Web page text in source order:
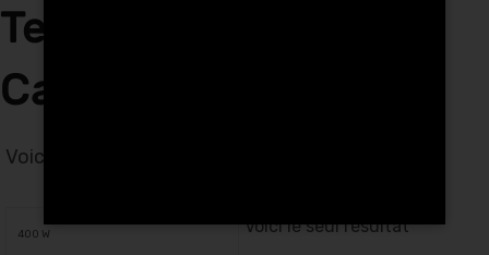
Tech Hunters à
Casablanca
Voici le seul résultat
400 W Voici le seul résultat